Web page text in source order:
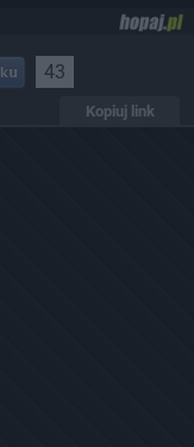
43
Kopiuj link